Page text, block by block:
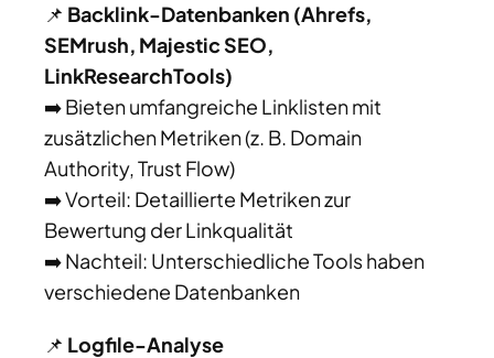
📌 Backlink-Datenbanken (Ahrefs,
SEMrush, Majestic SEO,
LinkResearchTools)
➡️ Bieten umfangreiche Linklisten mit
zusätzlichen Metriken (z. B. Domain
Authority, Trust Flow)
➡️ Vorteil: Detaillierte Metriken zur
Bewertung der Linkqualität
➡️ Nachteil: Unterschiedliche Tools haben
verschiedene Datenbanken
📌 Logfile-Analyse